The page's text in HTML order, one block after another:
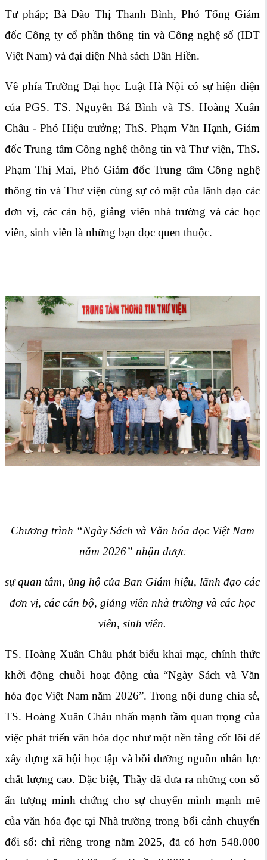
Tư pháp; Bà Đào Thị Thanh Bình, Phó Tổng Giám
đốc Công ty cổ phần thông tin và Công nghệ số (IDT
Việt Nam) và đại diện Nhà sách Dân Hiền.
Về phía Trường Đại học Luật Hà Nội có sự hiện diện
của PGS. TS. Nguyễn Bá Bình và TS. Hoàng Xuân
Châu - Phó Hiệu trưởng; ThS. Phạm Văn Hạnh, Giám
đốc Trung tâm Công nghệ thông tin và Thư viện, ThS.
Phạm Thị Mai, Phó Giám đốc Trung tâm Công nghệ
thông tin và Thư viện cùng sự có mặt của lãnh đạo các
đơn vị, các cán bộ, giảng viên nhà trường và các học
viên, sinh viên là những bạn đọc quen thuộc.
Chương trình “Ngày Sách và Văn hóa đọc Việt Nam
năm 2026” nhận được
sự quan tâm, ủng hộ của Ban Giám hiệu, lãnh đạo các
đơn vị, các cán bộ, giảng viên nhà trường và các học
viên, sinh viên.
TS. Hoàng Xuân Châu phát biểu khai mạc, chính thức
khởi động chuỗi hoạt động của “Ngày Sách và Văn
hóa đọc Việt Nam năm 2026”. Trong nội dung chia sẻ,
TS. Hoàng Xuân Châu nhấn mạnh tầm quan trọng của
việc phát triển văn hóa đọc như một nền tảng cốt lõi để
xây dựng xã hội học tập và bồi dưỡng nguồn nhân lực
chất lượng cao. Đặc biệt, Thầy đã đưa ra những con số
ấn tượng minh chứng cho sự chuyển mình mạnh mẽ
của văn hóa đọc tại Nhà trường trong bối cảnh chuyển
đổi số: chỉ riêng trong năm 2025, đã có hơn 548.000